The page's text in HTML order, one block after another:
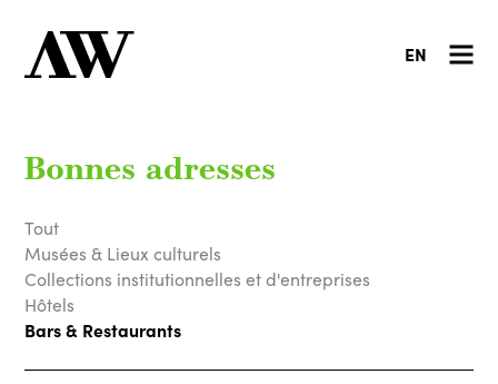
EN
Bonnes adresses
Tout
Musées & Lieux culturels
Collections institutionnelles et d'entreprises
Hôtels
Bars & Restaurants